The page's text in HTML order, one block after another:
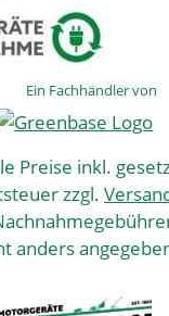
Ein Fachhändler von
Preise inkl.
zzgl.
anders